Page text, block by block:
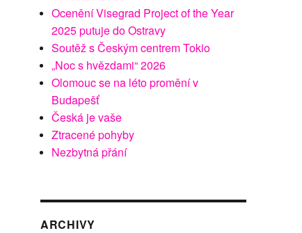
Ocenění Visegrad Project of the Year
2025 putuje do Ostravy
Soutěž s Českým centrem Tokio
„Noc s hvězdami“ 2026
Olomouc se na léto promění v
Budapešť
Česká je vaše
Ztracené pohyby
Nezbytná přání
ARCHIVY